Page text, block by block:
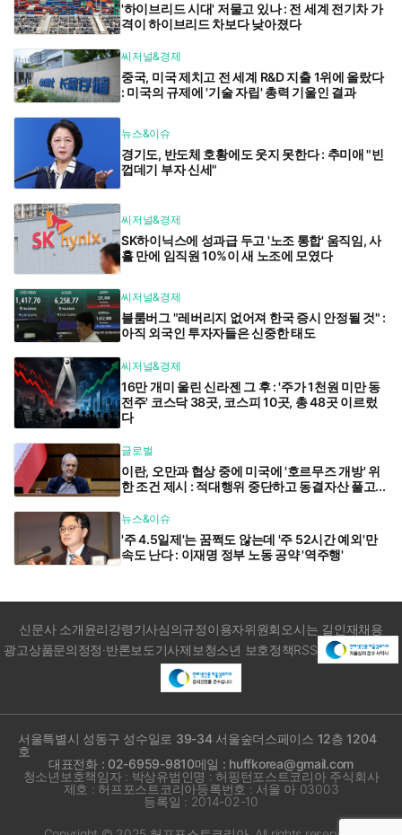
'하이브리드 시대' 저물고 있나 : 전 세계 전기차 가
격이 하이브리드 차보다 낮아졌다
씨저널&경제
중국, 미국 제치고 전 세계 R&D 지출 1위에 올랐다
: 미국의 규제에 '기술 자립' 총력 기울인 결과
뉴스&이슈
경기도, 반도체 호황에도 웃지 못한다 : 추미애 "빈
껍데기 부자 신세"
씨저널&경제
SK하이닉스에 성과급 두고 '노조 통합' 움직임, 사
흘 만에 임직원 10%이 새 노조에 모였다
씨저널&경제
블룸버그 "레버리지 없어져 한국 증시 안정될 것" :
아직 외국인 투자자들은 신중한 태도
씨저널&경제
16만 개미 울린 신라젠 그 후 : '주가 1천원 미만 동
전주' 코스닥 38곳, 코스피 10곳, 총 48곳 이르렀
다
글로벌
이란, 오만과 협상 중에 미국에 '호르무즈 개방' 위
한 조건 제시 : 적대행위 중단하고 동결자산 풀고...
뉴스&이슈
'주 4.5일제'는 꿈쩍도 않는데 '주 52시간 예외'만
속도 난다 : 이재명 정부 노동 공약 '역주행'
신문사 소개윤리강령기사심의규정이용자위원회 오시는 길인재채용
광고상품문의정정·반론보도기사제보청소년 보호정책RSS
서울특별시 성동구 성수일로 39-34 서울숲더스페이스 12층 1204
호
대표전화 : 02-6959-9810메일 : huffkorea@gmail.com
청소년보호책임자 : 박상유법인명 : 허핑턴포스트코리아 주식회사
제호 : 허프포스트코리아등록번호 : 서울 아 03003
등록일 : 2014-02-10